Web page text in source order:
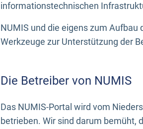
informationstechnischen
NUMIS und die eigens zum
Werkzeuge zur Unterstützung der
Die Betreiber von NUMIS
Das NUMIS-Portal wird vom
betrieben. Wir sind darum bemüht,